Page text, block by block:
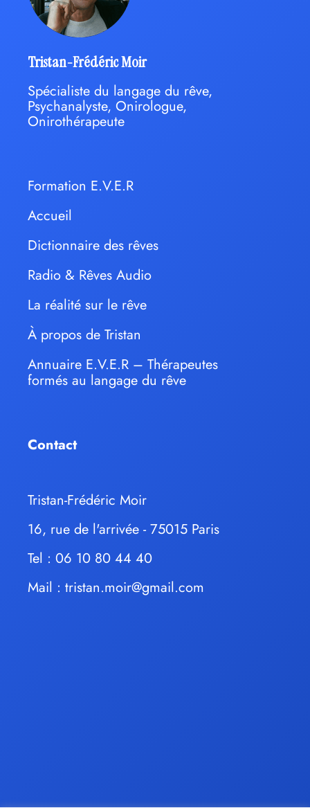
Tristan-Frédéric Moir
Spécialiste du langage du rêve,
Psychanalyste, Onirologue,
Onirothérapeute
Formation E.V.E.R
Accueil
Dictionnaire des rêves
Radio & Rêves Audio
La réalité sur le rêve
À propos de Tristan
Annuaire E.V.E.R – Thérapeutes
formés au langage du rêve
Contact
Tristan-Frédéric Moir
16, rue de l'arrivée - 75015 Paris
Tel : 06 10 80 44 40
Mail : tristan.moir@gmail.com